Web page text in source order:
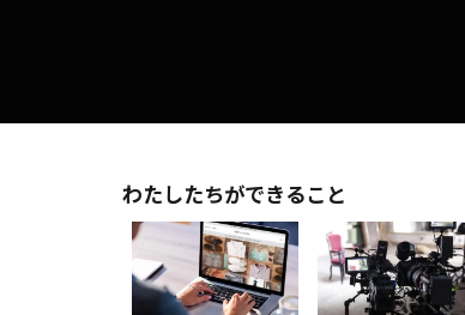
わたしたちができること